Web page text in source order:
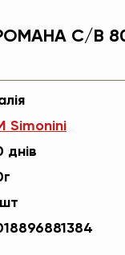
С/В
Simonini
днів